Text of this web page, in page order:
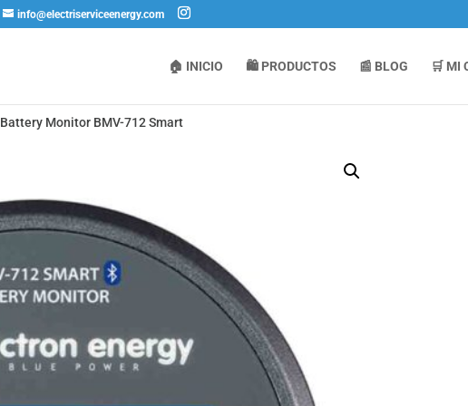
info@electriserviceenergy.com
🏠 INICIO 🛍️ PRODUCTOS 📰 BLOG 🛒 MI
Battery Monitor BMV-712 Smart